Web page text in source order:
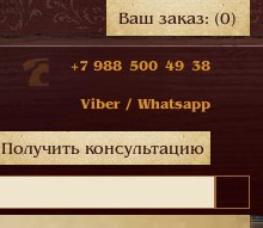
Ваш заказ:(0)
+7 988 500 49 38
Viber / Whatsapp
Получить консультацию